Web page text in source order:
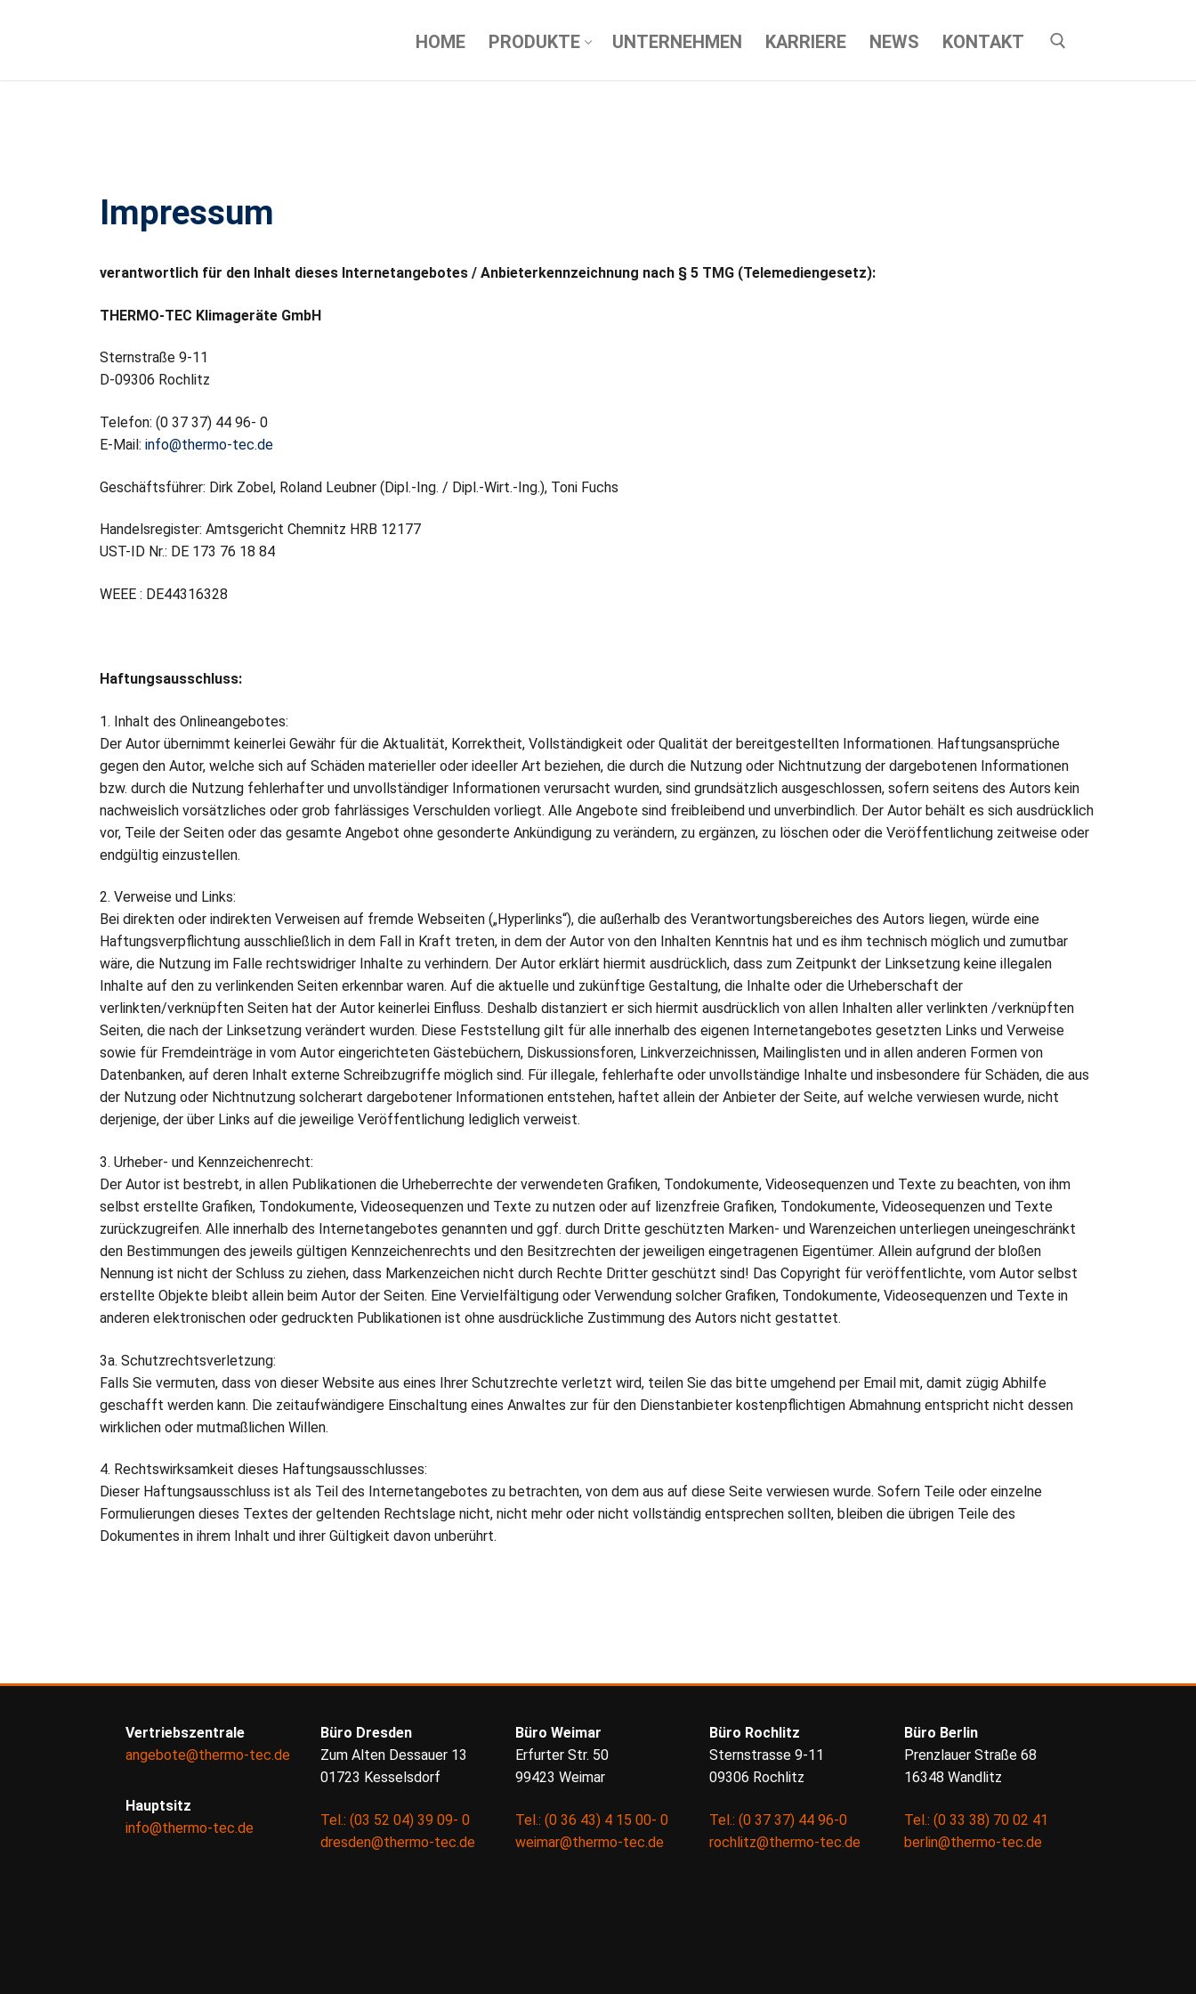
HOME PRODUKTE UNTERNEHMEN KARRIERE NEWS KONTAKT
Impressum
verantwortlich für den Inhalt dieses Internetangebotes / Anbieterkennzeichnung nach § 5 TMG (Telemediengesetz):
THERMO-TEC Klimageräte GmbH
Sternstraße 9-11
D-09306 Rochlitz
Telefon: (0 37 37) 44 96- 0
E-Mail: info@thermo-tec.de
Geschäftsführer: Dirk Zobel, Roland Leubner (Dipl.-Ing. / Dipl.-Wirt.-Ing.), Toni Fuchs
Handelsregister: Amtsgericht Chemnitz HRB 12177
UST-ID Nr.: DE 173 76 18 84
WEEE : DE44316328
Haftungsausschluss:
1. Inhalt des Onlineangebotes:
Der Autor übernimmt keinerlei Gewähr für die Aktualität, Korrektheit, Vollständigkeit oder Qualität der bereitgestellten Informationen. Haftungsansprüche
gegen den Autor, welche sich auf Schäden materieller oder ideeller Art beziehen, die durch die Nutzung oder Nichtnutzung der dargebotenen Informationen
bzw. durch die Nutzung fehlerhafter und unvollständiger Informationen verursacht wurden, sind grundsätzlich ausgeschlossen, sofern seitens des Autors kein
nachweislich vorsätzliches oder grob fahrlässiges Verschulden vorliegt. Alle Angebote sind freibleibend und unverbindlich. Der Autor behält es sich ausdrücklich
vor, Teile der Seiten oder das gesamte Angebot ohne gesonderte Ankündigung zu verändern, zu ergänzen, zu löschen oder die Veröffentlichung zeitweise oder
endgültig einzustellen.
2. Verweise und Links:
Bei direkten oder indirekten Verweisen auf fremde Webseiten („Hyperlinks“), die außerhalb des Verantwortungsbereiches des Autors liegen, würde eine
Haftungsverpflichtung ausschließlich in dem Fall in Kraft treten, in dem der Autor von den Inhalten Kenntnis hat und es ihm technisch möglich und zumutbar
wäre, die Nutzung im Falle rechtswidriger Inhalte zu verhindern. Der Autor erklärt hiermit ausdrücklich, dass zum Zeitpunkt der Linksetzung keine illegalen
Inhalte auf den zu verlinkenden Seiten erkennbar waren. Auf die aktuelle und zukünftige Gestaltung, die Inhalte oder die Urheberschaft der
verlinkten/verknüpften Seiten hat der Autor keinerlei Einfluss. Deshalb distanziert er sich hiermit ausdrücklich von allen Inhalten aller verlinkten /verknüpften
Seiten, die nach der Linksetzung verändert wurden. Diese Feststellung gilt für alle innerhalb des eigenen Internetangebotes gesetzten Links und Verweise
sowie für Fremdeinträge in vom Autor eingerichteten Gästebüchern, Diskussionsforen, Linkverzeichnissen, Mailinglisten und in allen anderen Formen von
Datenbanken, auf deren Inhalt externe Schreibzugriffe möglich sind. Für illegale, fehlerhafte oder unvollständige Inhalte und insbesondere für Schäden, die aus
der Nutzung oder Nichtnutzung solcherart dargebotener Informationen entstehen, haftet allein der Anbieter der Seite, auf welche verwiesen wurde, nicht
derjenige, der über Links auf die jeweilige Veröffentlichung lediglich verweist.
3. Urheber- und Kennzeichenrecht:
Der Autor ist bestrebt, in allen Publikationen die Urheberrechte der verwendeten Grafiken, Tondokumente, Videosequenzen und Texte zu beachten, von ihm
selbst erstellte Grafiken, Tondokumente, Videosequenzen und Texte zu nutzen oder auf lizenzfreie Grafiken, Tondokumente, Videosequenzen und Texte
zurückzugreifen. Alle innerhalb des Internetangebotes genannten und ggf. durch Dritte geschützten Marken- und Warenzeichen unterliegen uneingeschränkt
den Bestimmungen des jeweils gültigen Kennzeichenrechts und den Besitzrechten der jeweiligen eingetragenen Eigentümer. Allein aufgrund der bloßen
Nennung ist nicht der Schluss zu ziehen, dass Markenzeichen nicht durch Rechte Dritter geschützt sind! Das Copyright für veröffentlichte, vom Autor selbst
erstellte Objekte bleibt allein beim Autor der Seiten. Eine Vervielfältigung oder Verwendung solcher Grafiken, Tondokumente, Videosequenzen und Texte in
anderen elektronischen oder gedruckten Publikationen ist ohne ausdrückliche Zustimmung des Autors nicht gestattet.
3a. Schutzrechtsverletzung:
Falls Sie vermuten, dass von dieser Website aus eines Ihrer Schutzrechte verletzt wird, teilen Sie das bitte umgehend per Email mit, damit zügig Abhilfe
geschafft werden kann. Die zeitaufwändigere Einschaltung eines Anwaltes zur für den Dienstanbieter kostenpflichtigen Abmahnung entspricht nicht dessen
wirklichen oder mutmaßlichen Willen.
4. Rechtswirksamkeit dieses Haftungsausschlusses:
Dieser Haftungsausschluss ist als Teil des Internetangebotes zu betrachten, von dem aus auf diese Seite verwiesen wurde. Sofern Teile oder einzelne
Formulierungen dieses Textes der geltenden Rechtslage nicht, nicht mehr oder nicht vollständig entsprechen sollten, bleiben die übrigen Teile des
Dokumentes in ihrem Inhalt und ihrer Gültigkeit davon unberührt.
Vertriebszentrale
angebote@thermo-tec.de
Hauptsitz
info@thermo-tec.de
Büro Dresden
Zum Alten Dessauer 13
01723 Kesselsdorf
Tel.: (03 52 04) 39 09- 0
dresden@thermo-tec.de
Büro Weimar
Erfurter Str. 50
99423 Weimar
Tel.: (0 36 43) 4 15 00- 0
weimar@thermo-tec.de
Büro Rochlitz
Sternstrasse 9-11
09306 Rochlitz
Tel.: (0 37 37) 44 96-0
rochlitz@thermo-tec.de
Büro Berlin
Prenzlauer Straße 68
16348 Wandlitz
Tel.: (0 33 38) 70 02 41
berlin@thermo-tec.de